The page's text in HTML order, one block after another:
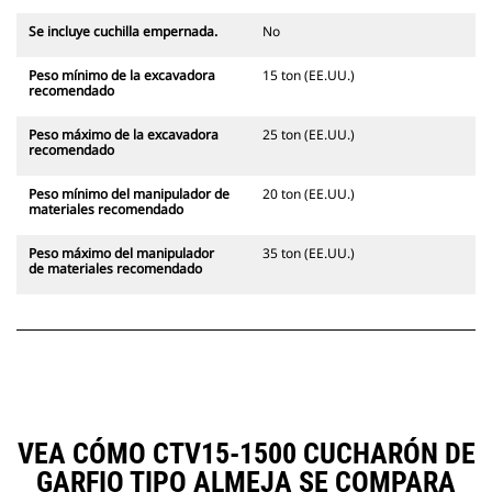
Se incluye cuchilla empernada. No
Peso mínimo de la excavadora
recomendado
15 ton (EE.UU.)
Peso máximo de la excavadora
recomendado
25 ton (EE.UU.)
Peso mínimo del manipulador de
materiales recomendado
20 ton (EE.UU.)
Peso máximo del manipulador
de materiales recomendado
35 ton (EE.UU.)
VEA CÓMO CTV15-1500 CUCHARÓN DE
GARFIO TIPO ALMEJA SE COMPARA